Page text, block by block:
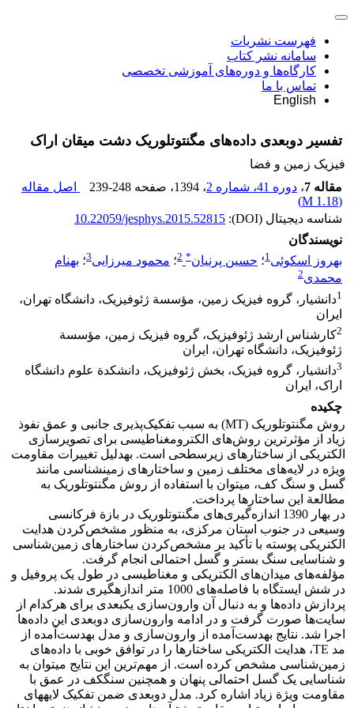
فهرست نشریات
سامانه نشر کتاب
کارگاه‌ها و دوره‌های آموزشی تخصصی
تماس با ما
English
تفسیر دوبعدی داده‌های مگنتوتلوریک دشت میقان اراک
فیزیک زمین و فضا
مقاله 7
، دوره 41، شماره 2 ، 1394 ، صفحه 239-248
اصل مقاله
(
1.18 M
)
شناسه دیجیتال (DOI):
10.22059/jesphys.2015.52815
نویسندگان
بهروز اسکوئی1؛ حسین پرنیان*
2؛ محمود میرزایی3؛ بهنام
محمدی2
1دانشیار، گروه فیزیک زمین، مؤسسة ژئوفیزیک، دانشگاه تهران،
ایران
2کارشناس ارشد ژئوفیزیک، گروه فیزیک زمین، مؤسسة
ژئوفیزیک، دانشگاه تهران، ایران
3دانشیار، گروه فیزیک، بخش ژئوفیزیک، دانشکدة علوم دانشگاه
اراک، ایران
چکیده
روش مگنتوتلوریک (MT) به سبب تفکیک‌پذیری جانبی و عمق نفوذ
زیاد از مؤثرترین روش‌های الکترومغناطیسی برای تصویرسازی
الکتریکی از ساختارهای زیرسطحی است. به‏دلیل تغییرات مقاومت
ویژه در لایه‌های مختلف زمین و ساختارهای زمین‏شناسی مانند
گسل و سنگ کف، می‏توان با استفاده از روش مگنتوتلوریک به
مطالعة این ساختارها پرداخت.
در بهار 1390 اندازه‌گیری‌های مگنتوتلوریک در بازة فرکانسی
وسیعی در جنوب استان مرکزی، به منظور مشخص‌کردن هدایت
الکتریکی پوسته با تأکید بر مشخص‌کردن ساختارهای زمین‌شناسی
و شناسایی سنگ بستر و گسل احتمالی انجام گرفت.
مؤلفه‌های میدان‌های الکتریکی و مغناطیسی در طول یک پروفیل و
در شش ایستگاه با فاصله‌های 1000 متر اندازه‏گیری شدند.
پردازش داده‌ها و به دنبال آن وارون‌سازی یک‏بعدی برای هرکدام از
سایت‌ها صورت گرفت و در ادامه وارون‌سازی دوبعدی این داده‌ها
اجرا شد. نتایج به‏دست‌آمده از وارون‌سازی و مدل به‏دست‌آمده از
مد TE، هدایت الکتریکی ساختارها را در توافق خوبی با داده‌های
زمین‌شناسی مشخص کرده است. از مهم‌ترین این نتایج می‏توان به
شناسایی یک گسل احتمالی پنهان و همچنین سنگ‏کف در عمق با
مقاومت ویژة زیاد اشاره کرد. مدل دوبعدی ضمن تفکیک لایه‏های